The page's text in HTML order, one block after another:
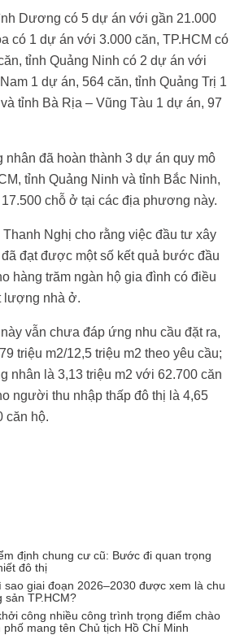
Dương có 5 dự án với gần 21.000
có 1 dự án với 3.000 căn, TP.HCM có
tỉnh Quảng Ninh có 2 dự án với
1 dự án, 564 căn, tỉnh Quảng Trị 1
tỉnh Bà Rịa – Vũng Tàu 1 dự án, 97
đã hoàn thành 3 dự án quy mô
tỉnh Quảng Ninh và tỉnh Bắc Ninh,
chỗ ở tại các địa phương này.
Nghị cho rằng việc đầu tư xây
đạt được một số kết quả bước đầu
hàng trăm ngàn hộ gia đình có điều
lượng nhà ở.
vẫn chưa đáp ứng nhu cầu đặt ra,
triệu m2/12,5 triệu m2 theo yêu cầu;
nhân là 3,13 triệu m2 với 62.700 căn
người thu nhập thấp đô thị là 4,65
căn hộ.
định chung cư cũ: Bước đi quan trọng
đô thị
sao giai đoạn 2026–2030 được xem là chu
sản TP.HCM?
công nhiều công trình trọng điểm chào
mang tên Chủ tịch Hồ Chí Minh